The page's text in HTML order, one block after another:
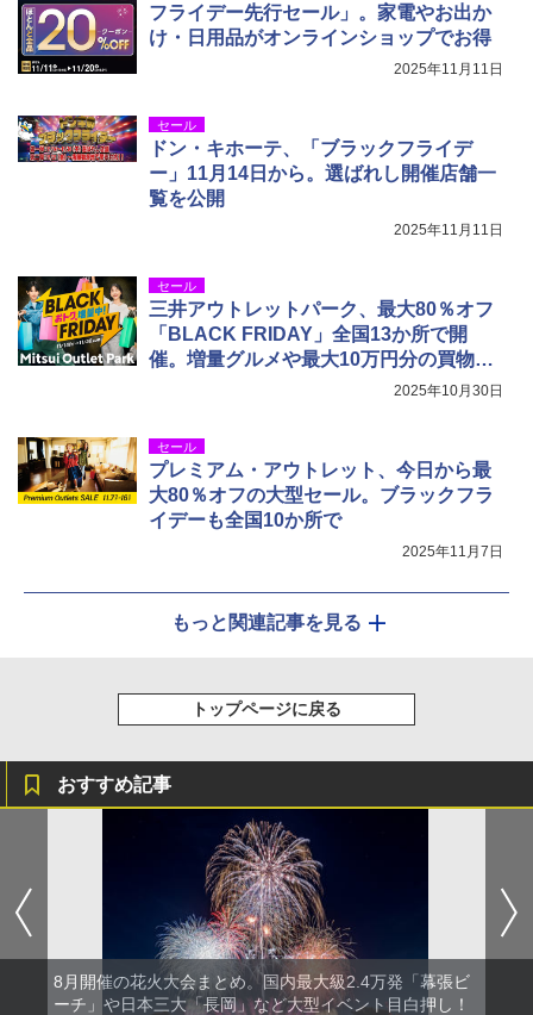
フライデー先行セール」。家電やお出か
け・日用品がオンラインショップでお得
2025年11月11日
セール
ドン・キホーテ、「ブラックフライデ
ー」11月14日から。選ばれし開催店舗一
覧を公開
2025年11月11日
セール
三井アウトレットパーク、最大80％オフ
「BLACK FRIDAY」全国13か所で開
催。増量グルメや最大10万円分の買物・
食事券当たるキャンペーンも2025年10月30日
セール
プレミアム・アウトレット、今日から最
大80％オフの大型セール。ブラックフラ
イデーも全国10か所で
2025年11月7日
もっと関連記事を見る
トップページに戻る
おすすめ記事
8月開催の花火大会まとめ。国内最大級2.4万発「幕張ビ
ーチ」や日本三大「長岡」など大型イベント目白押し！